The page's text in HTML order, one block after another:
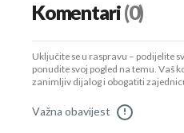
Komentari(0)
Uključite se u raspravu – podijelite
ponudite svoj pogled na temu. Vaš
zanimljiv dijalog i obogatiti
Važna obavijest !